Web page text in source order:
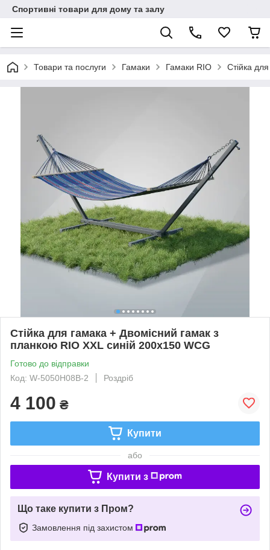
Спортивні товари для дому та залу
Товари та послуги Гамаки Гамаки RIO Стійка
Стійка для гамака + Двомісний гамак з
планкою RIO XXL синій 200х150 WCG
Готово до відправки
Код: W-5050H08B-2
Роздріб
4 100 ₴
Купити
або
Купити з
Що таке купити з Пром?
Замовлення під захистом